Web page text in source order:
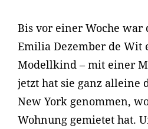
Bis vor einer Woche war
Emilia Dezember de Wit
Modellkind – mit einer
jetzt hat sie ganz alleine
New York genommen,
Wohnung gemietet hat.